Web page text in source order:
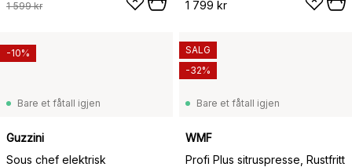
1 599 kr
1 799 kr
Bare et fåtall igjen
Guzzini
Sous chef elektrisk
-10%
Bare et fåtall igjen
WMF
Profi Plus sitruspresse, Rustfritt
SALG
-32%